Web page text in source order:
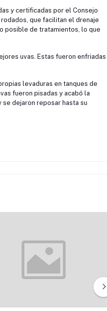
y certificadas por el Consejo
que facilitan el drenaje
posible de tratamientos, lo que
uvas. Estas fueron enfriadas
levaduras en tanques de
fueron pisadas y acabó la
se dejaron reposar hasta su